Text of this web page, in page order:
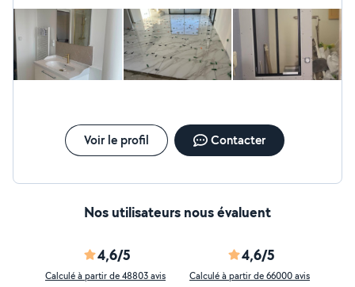
fois esthétique, fonctionnel et durable. Que ce soit pour
une rénovation, une construction ou une mise à jour de
votre intérieur, nous vous accompagnons de A à Z avec
professionnalisme et rigueur.
Voir le profil Contacter
Nos utilisateurs nous évaluent
4,6/5
Calculé à partir de 48803 avis
4,6/5
Calculé à partir de 66000 avis